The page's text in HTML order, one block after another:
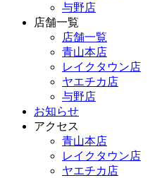
与野店
店舗一覧
店舗一覧
青山本店
レイクタウン店
ヤエチカ店
与野店
お知らせ
アクセス
青山本店
レイクタウン店
ヤエチカ店